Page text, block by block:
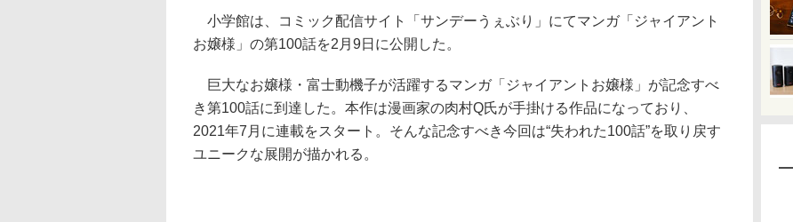
小学館は、コミック配信サイト「サンデーうぇぶり」にてマンガ「ジャイアント
お嬢様」の第100話を2月9日に公開した。
巨大なお嬢様・富士動機子が活躍するマンガ「ジャイアントお嬢様」が記念すべ
き第100話に到達した。本作は漫画家の肉村Q氏が手掛ける作品になっており、
2021年7月に連載をスタート。そんな記念すべき今回は“失われた100話”を取り戻す
ユニークな展開が描かれる。